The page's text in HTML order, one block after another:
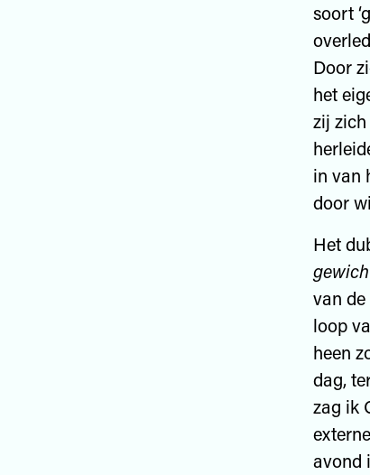
soort
Door
het
zij
in van
door
Het
van
loop
heen
dag,
zag ik
avond